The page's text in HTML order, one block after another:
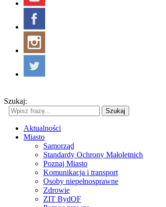
Szukaj:
Szukaj
Aktualności
Miasto
Samorząd
Standardy Ochrony Małoletnich
Poznaj Miasto
Komunikacja i transport
Osoby niepełnosprawne
Zdrowie
ZIT BydOF